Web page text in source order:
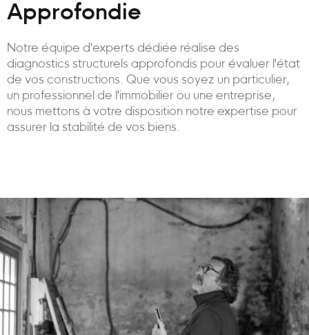
Approfondie
Notre équipe d'experts dédiée réalise des
diagnostics structurels approfondis pour évaluer l'état
de vos constructions. Que vous soyez un particulier,
un professionnel de l'immobilier ou une entreprise,
nous mettons à votre disposition notre expertise pour
assurer la stabilité de vos biens.